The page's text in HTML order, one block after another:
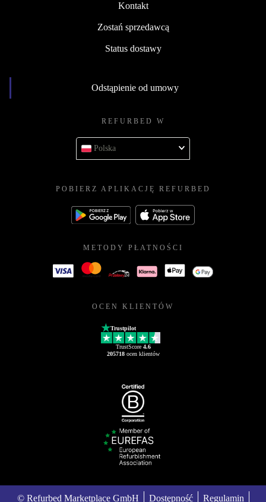
Kontakt
Zostań sprzedawcą
Status dostawy
Odstąpienie od umowy
REFURBED W
Polska
POBIERZ APLIKACJĘ REFURBED
METODY PŁATNOŚCI
OCEN KLIENTÓW
Trustpilot
TrustScore 4.6
205718ocen klientów
© Refurbed Marketplace GmbH Dostępność Regulamin